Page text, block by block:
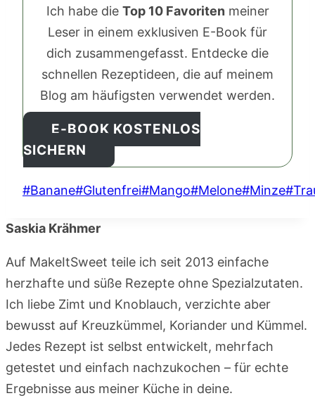
Ich habe die Top 10 Favoriten meiner
Leser in einem exklusiven E-Book für
dich zusammengefasst. Entdecke die
schnellen Rezeptideen, die auf meinem
Blog am häufigsten verwendet werden.
E-BOOK KOSTENLOS
SICHERN
Schlagworte:
#Banane#Glutenfrei#Mango#Melone#Minze#
Saskia Krähmer
Auf MakeItSweet teile ich seit 2013 einfache
herzhafte und süße Rezepte ohne Spezialzutaten.
Ich liebe Zimt und Knoblauch, verzichte aber
bewusst auf Kreuzkümmel, Koriander und Kümmel.
Jedes Rezept ist selbst entwickelt, mehrfach
getestet und einfach nachzukochen – für echte
Ergebnisse aus meiner Küche in deine.